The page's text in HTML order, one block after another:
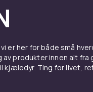
er her for både små
produkter innen alt fra
kjæledyr. Ting for livet,